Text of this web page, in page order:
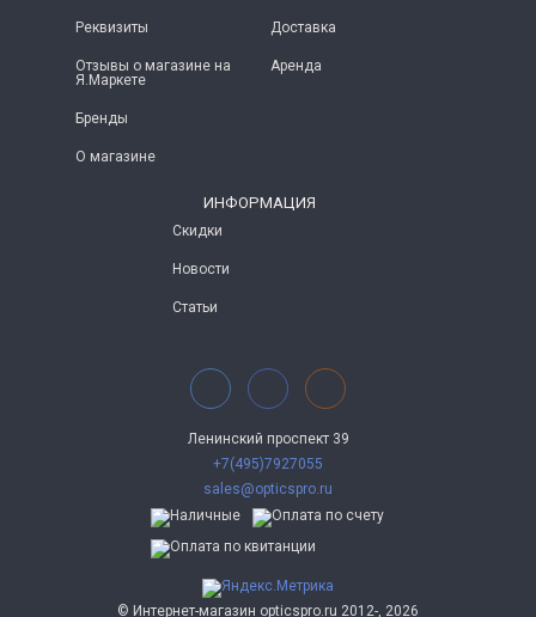
Реквизиты
Отзывы о магазине на
Я.Маркете
Бренды
О магазине
Доставка
Аренда
ИНФОРМАЦИЯ
Скидки
Новости
Статьи
Ленинский проспект 39
+7(495)7927055
sales@opticspro.ru
© Интернет-магазин opticspro.ru 2012-, 2026